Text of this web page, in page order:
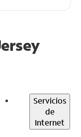
Servicios
de
Internet